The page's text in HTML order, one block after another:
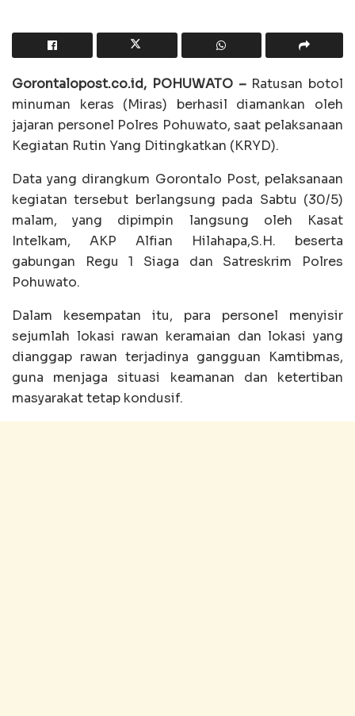
Gorontalopost.co.id, POHUWATO –Ratusan botol
minuman keras (Miras) berhasil diamankan oleh
jajaran personel Polres Pohuwato, saat pelaksanaan
Kegiatan Rutin Yang Ditingkatkan (KRYD).
Data yang dirangkum Gorontalo Post, pelaksanaan
kegiatan tersebut berlangsung pada Sabtu (30/5)
malam, yang dipimpin langsung oleh Kasat
Intelkam, AKP Alfian Hilahapa,S.H. beserta
gabungan Regu 1 Siaga dan Satreskrim Polres
Pohuwato.
Dalam kesempatan itu, para personel menyisir
sejumlah lokasi rawan keramaian dan lokasi yang
dianggap rawan terjadinya gangguan Kamtibmas,
guna menjaga situasi keamanan dan ketertiban
masyarakat tetap kondusif.